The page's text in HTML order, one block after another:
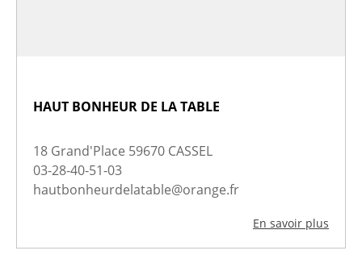
HAUT BONHEUR DE LA TABLE
18 Grand'Place 59670 CASSEL
03-28-40-51-03
hautbonheurdelatable@orange.fr
En savoir plus